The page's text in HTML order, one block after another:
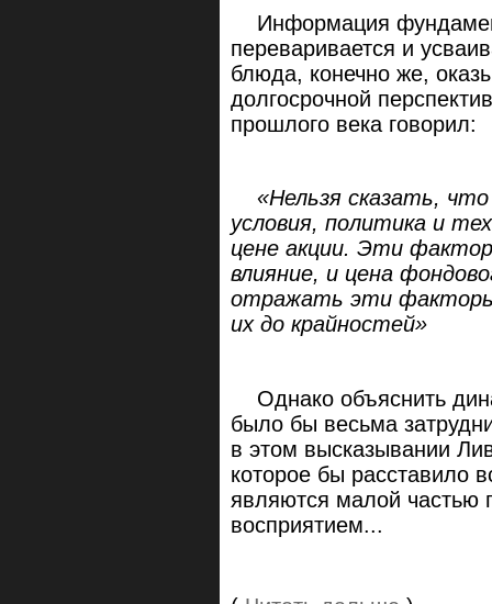
Информация
переваривается и
блюда, конечно же,
долгосрочной
прошлого века говорил:
«Нельзя сказать,
условия, политика и
цене акции. Эти
влияние, и цена
отражать эти
их до крайностей»
Однако объяснить
было бы весьма
в этом высказывании
которое бы расставило
являются малой частью
восприятием...